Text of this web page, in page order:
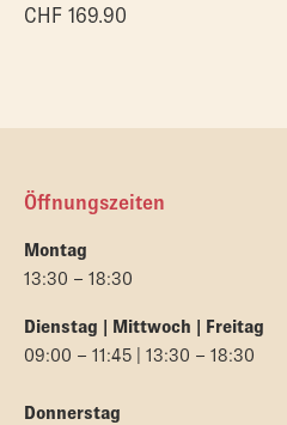
CHF 169.90
Öffnungszeiten
Montag
13:30 – 18:30
Dienstag | Mittwoch | Freitag
09:00 – 11:45 | 13:30 – 18:30
Donnerstag